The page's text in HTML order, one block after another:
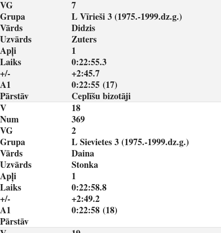
VG
7
Grupa
L Vīrieši 3 (1975.-1999.dz.g.)
Vārds
Didzis
Uzvārds
Zuters
Apļi
1
Laiks
0:22:55.3
+/-
+2:45.7
A1
0:22:55 (17)
Pārstāv
Ceplīšu bizotāji
V
18
Num
369
VG
2
Grupa
L Sievietes 3 (1975.-1999.dz.g.)
Vārds
Daina
Uzvārds
Stonka
Apļi
1
Laiks
0:22:58.8
+/-
+2:49.2
A1
0:22:58 (18)
Pārstāv